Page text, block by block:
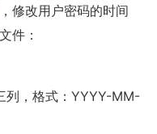
，修改用户密码的时间
件：
，格式：YYYY-MM-